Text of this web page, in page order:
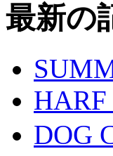
最新の
DOG